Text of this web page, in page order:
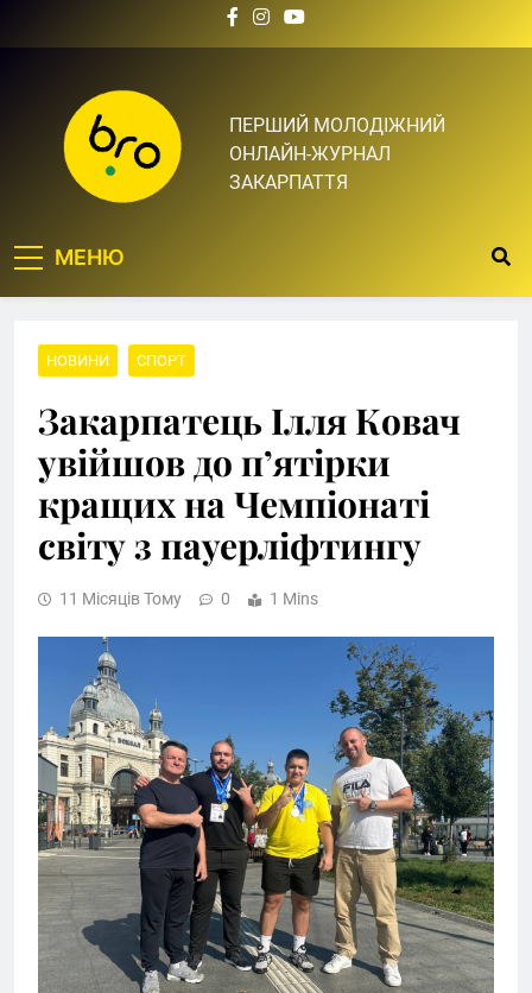
Bro.org.ua | BRO – ЦЕ
ТВІЙ БРО
ПЕРШИЙ МОЛОДІЖНИЙ
ОНЛАЙН-ЖУРНАЛ
ЗАКАРПАТТЯ
МЕНЮ
НОВИНИ СПОРТ
Закарпатець Ілля Ковач
увійшов до п’ятірки
кращих на Чемпіонаті
світу з пауерліфтингу
11 Місяців Тому 0 1 Mins